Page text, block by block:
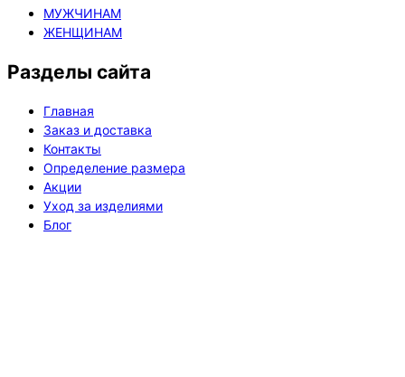
МУЖЧИНАМ
ЖЕНЩИНАМ
Разделы сайта
Главная
Заказ и доставка
Контакты
Определение размера
Акции
Уход за изделиями
Блог